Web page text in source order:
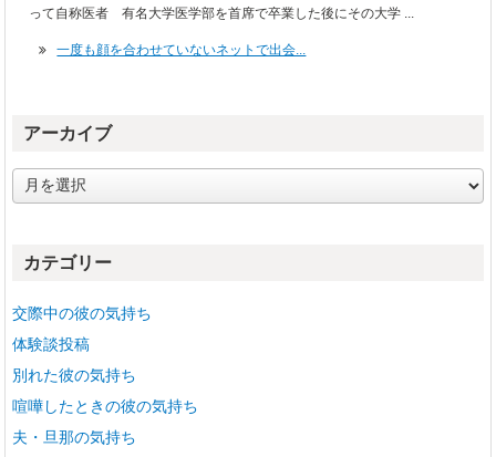
って自称医者 有名大学医学部を首席で卒業した後にその大学 ...
一度も顔を合わせていないネットで出会...
アーカイブ
ー
ブカテゴリー
交際中の彼の気持ち
体験談投稿
別れた彼の気持ち
喧嘩したときの彼の気持ち
夫・旦那の気持ち